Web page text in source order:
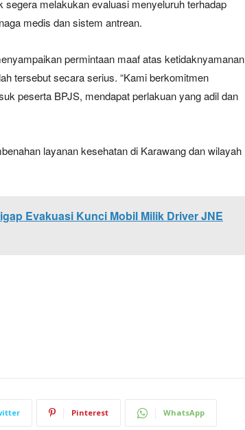
melakukan evaluasi menyeluruh terhadap
medis dan sistem antrean.
permintaan maaf atas ketidaknyamanan
tersebut secara serius. “Kami berkomitmen
peserta BPJS, mendapat perlakuan yang adil dan
layanan kesehatan di Karawang dan wilayah
Evakuasi Kunci Mobil Milik Driver JNE
Pinterest WhatsApp